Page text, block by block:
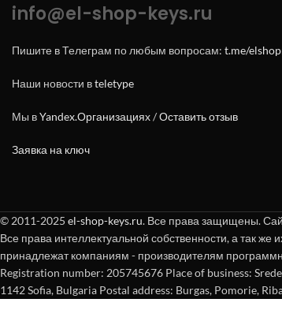
info@el-shop-keys.ru
Пишите в Телеграм по любым вопросам: t.me/
Наши новости вteletype
Мы вYandex.Организациях/Оставить отзыв
Заявка на ключ
© 2011-2025 el-shop-keys.ru. Все права защищены.
Все права интеллектуальной собственности, а так же
принадлежат компаниям - производителям
Registration number: 205745676 Place of business:
1142 Sofia, Bulgaria Postal address: Burgas, Pomorie,